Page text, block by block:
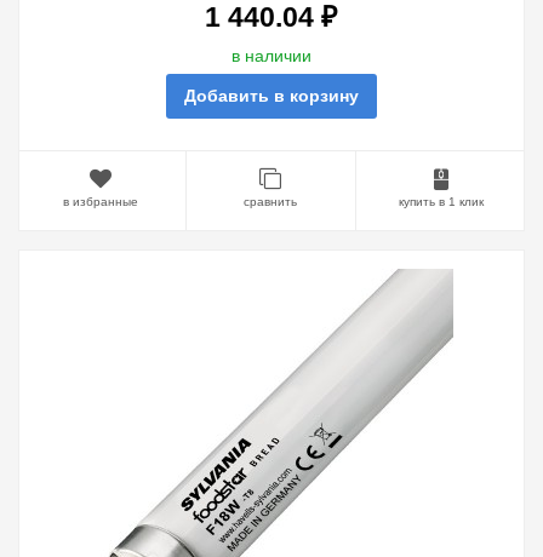
1 440.04 ₽
в наличии
Добавить в корзину
в избранные сравнить купить в 1 клик